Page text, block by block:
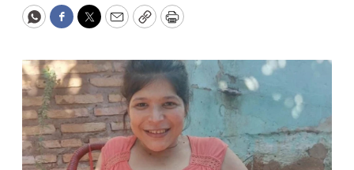
WhatsApp
Facebook
Twitter
EmailCopyPrint